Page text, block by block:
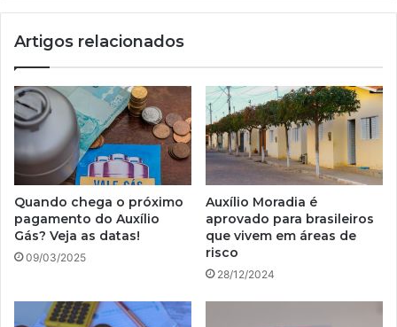
Artigos relacionados
Quando chega o próximo
pagamento do Auxílio
Gás? Veja as datas!
09/03/2025
Auxílio Moradia é
aprovado para brasileiros
que vivem em áreas de
risco
28/12/2024